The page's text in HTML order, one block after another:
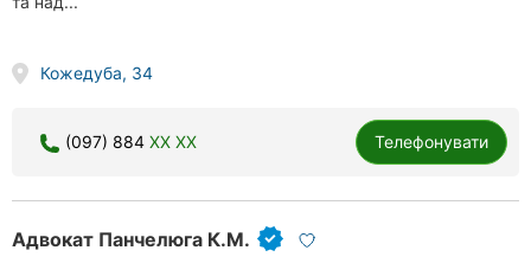
Кожедуба, 34
(097) 884 XX XX Телефонувати
Адвокат Панчелюга К.М.